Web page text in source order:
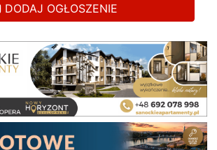
DODAJ OGŁOSZENIE